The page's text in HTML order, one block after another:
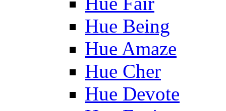
Hue Being
Hue Amaze
Hue Cher
Hue Devote